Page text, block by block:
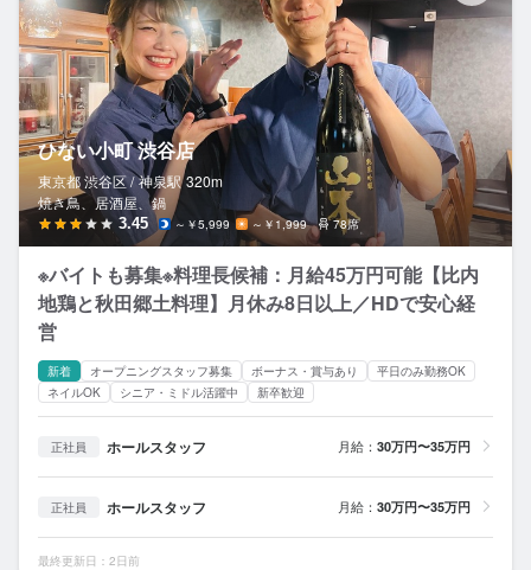
ひない小町 渋谷店
東京都 渋谷区 / 神泉駅 320m
焼き鳥、居酒屋、鍋
3.45 ～￥5,999 ～￥1,999 78席
※バイトも募集※料理長候補：月給45万円可能【比内
地鶏と秋田郷土料理】月休み8日以上／HDで安心経
営
新着 オープニングスタッフ募集 ボーナス・賞与あり
平日のみ勤務OK
ネイルOK
シニア・ミドル活躍中 新卒歓迎
正社員 ホールスタッフ 月給： 30万円〜35万円
正社員 ホールスタッフ 月給： 30万円〜35万円
最終更新日：2日前